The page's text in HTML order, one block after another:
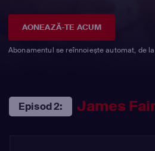
AONEAZĂ-TE ACUM
Abonamentul se reînnoiește automat, de
Episod 2: James